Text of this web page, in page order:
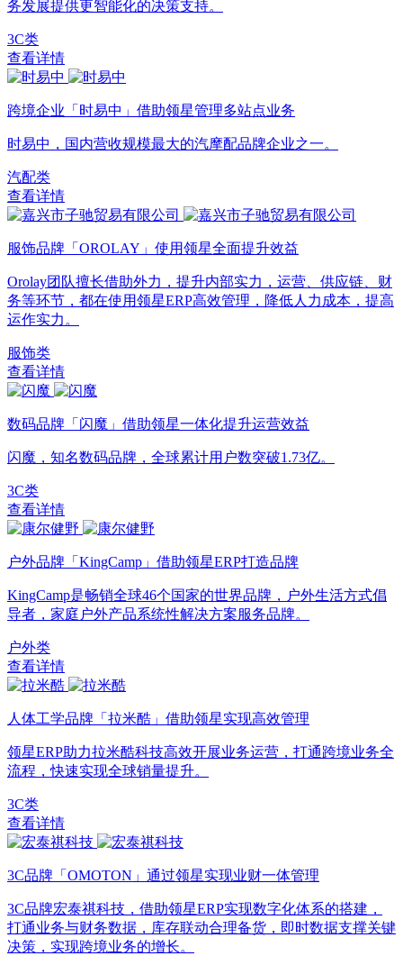
务发展提供更智能化的决策支持。
3C类
查看详情
跨境企业「时易中」借助领星管理多站点业务
时易中，国内营收规模最大的汽摩配品牌企业之一。
汽配类
查看详情
服饰品牌「OROLAY」使用领星全面提升效益
Orolay团队擅长借助外力，提升内部实力，运营、供应链、财
务等环节，都在使用领星ERP高效管理，降低人力成本，提高
运作实力。
服饰类
查看详情
数码品牌「闪魔」借助领星一体化提升运营效益
闪魔，知名数码品牌，全球累计用户数突破1.73亿。
3C类
查看详情
户外品牌「KingCamp」借助领星ERP打造品牌
KingCamp是畅销全球46个国家的世界品牌，户外生活方式倡
导者，家庭户外产品系统性解决方案服务品牌。
户外类
查看详情
人体工学品牌「拉米酷」借助领星实现高效管理
领星ERP助力拉米酷科技高效开展业务运营，打通跨境业务全
流程，快速实现全球销量提升。
3C类
查看详情
3C品牌「OMOTON」通过领星实现业财一体管理
3C品牌宏泰祺科技，借助领星ERP实现数字化体系的搭建，
打通业务与财务数据，库存联动合理备货，即时数据支撑关键
决策，实现跨境业务的增长。